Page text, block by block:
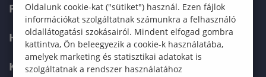
FELVÉTELIZŐKNEK
HALLGATÓKNAK
KÉPZÉSEK
Oldalunk cookie-kat ("sütiket") használ. Ezen fájlok
információkat szolgáltatnak számunkra a felhasználó
oldallátogatási szokásairól. Mindent elfogad gombra
kattintva, Ön beleegyezik a cookie-k használatába,
amelyek marketing és statisztikai adatokat is
szolgáltatnak a rendszer használatához